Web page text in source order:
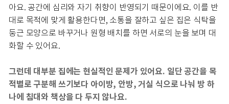
아요. 공간에 심리와 자기 취향이 반영되기 때문이에요. 이를 반
대로 목적에 맞게 활용한다면, 소통을 잘하고 싶은 집은 식탁을
둥근 모양으로 바꾸거나 원형 배치를 하면 서로의 눈을 보며 대
화할 수 있어요.
그런데 대부분 집에는 현실적인 문제가 있어요. 일단 공간을 목
적별로 구분해 쓰기보다 아이방, 안방, 거실 식으로 나눠 방 하
나에 침대와 책상을 다 두지 않나요.